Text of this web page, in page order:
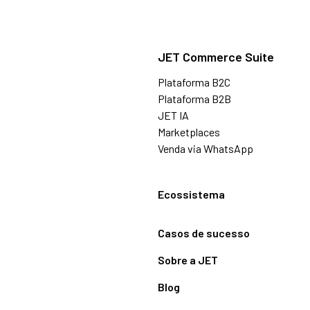
JET Commerce Suite
Plataforma B2C
Plataforma B2B
JET IA
Marketplaces
Venda via WhatsApp
Ecossistema
Casos de sucesso
Sobre a JET
Blog